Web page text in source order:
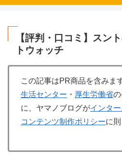
【評判・口コミ】スン
トウォッチ
この記事はPR商品を含みま
生活センター ・ 厚生労働省
に、ヤマノブログがインタ
コンテンツ制作ポリシーに